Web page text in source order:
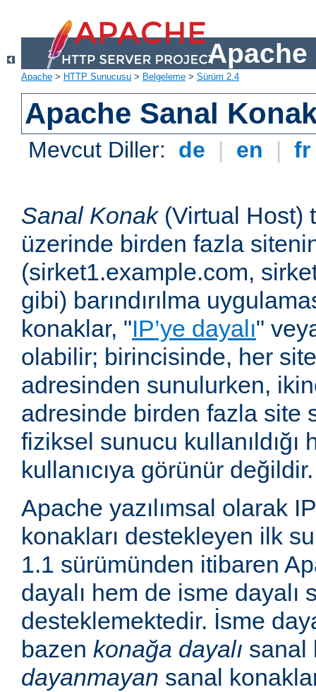
Apache
Apache > HTTP Sunucusu > Belgeleme > Sürüm 2.4
Apache Sanal
Mevcut Diller: de | en |
Sanal Konak(Virtual Host)
üzerinde birden fazla
(sirket1.example.com,
gibi) barındırılma
konaklar, "IP’ye dayalı"
olabilir; birincisinde, her
adresinden sunulurken,
adresinde birden fazla site
fiziksel sunucu
kullanıcıya görünür değildir.
Apache yazılımsal olarak
konakları destekleyen ilk
1.1 sürümünden itibaren
dayalı hem de isme dayalı
desteklemektedir. İsme
bazen konağa dayalı sanal
dayanmayan sanal